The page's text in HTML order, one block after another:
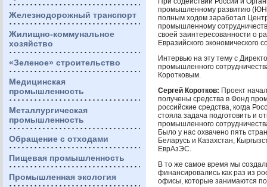
Железнодорожный транспорт
Жилищно-коммунальное
хозяйство
«Зеленое» строительство
Медицинская
промышленность
Металлургическая
промышленность
Обращение с отходами
Пищевая промышленность
Промышленная экология
промышленному развитию (
полным ходом заработал
промышленному
своей заинтересованности о
Евразийского экономического
Интервью на эту тему с
промышленного
Коротковым.
Сергей Коротков: Проект
получены средства в Фонд
российские средства, когда
стояла задача подготовить и
промышленного
Было у нас охвачено пять
Беларусь и Казахстан,
ЕврАзЭС.
В то же самое время мы
финансировались как раз из
офисы, которые занимаются